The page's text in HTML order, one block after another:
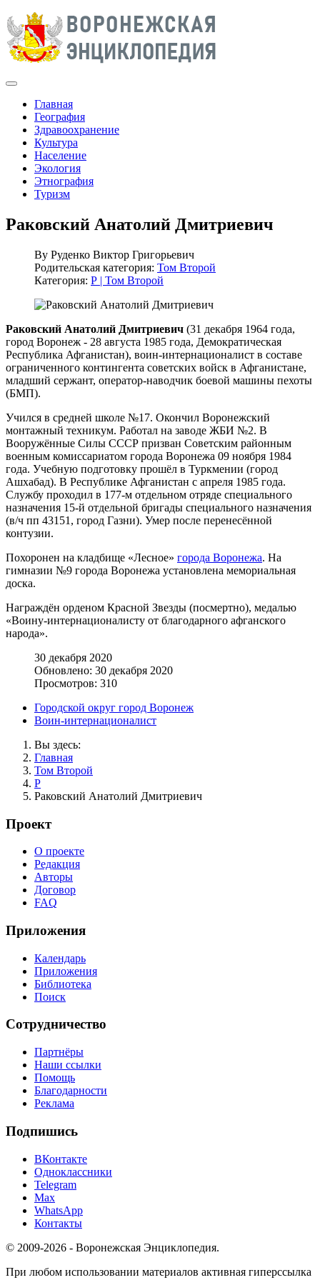
Главная
География
Здравоохранение
Культура
Население
Экология
Этнография
Туризм
Раковский Анатолий Дмитриевич
By Руденко Виктор Григорьевич
Родительская категория: Том Второй
Категория: Р | Том Второй
Раковский Анатолий Дмитриевич (31 декабря 1964 года,
город Воронеж - 28 августа 1985 года, Демократическая
Республика Афганистан), воин-интернационалист в составе
ограниченного контингента советских войск в Афганистане,
младший сержант, оператор-наводчик боевой машины пехоты
(БМП).
Учился в средней школе №17. Окончил Воронежский
монтажный техникум. Работал на заводе ЖБИ №2. В
Вооружённые Силы СССР призван Советским районным
военным комиссариатом города Воронежа 09 ноября 1984
года. Учебную подготовку прошёл в Туркмении (город
Ашхабад). В Республике Афганистан с апреля 1985 года.
Службу проходил в 177-м отдельном отряде специального
назначения 15-й отдельной бригады специального назначения
(в/ч пп 43151, город Газни). Умер после перенесённой
контузии.
Похоронен на кладбище «Лесное» города Воронежа. На
гимназии №9 города Воронежа установлена мемориальная
доска.
Награждён орденом Красной Звезды (посмертно), медалью
«Воину-интернационалисту от благодарного афганского
народа».
30 декабря 2020
Обновлено: 30 декабря 2020
Просмотров: 310
Городской округ город Воронеж
Воин-интернационалист
Вы здесь:
Главная
Том Второй
Р
Раковский Анатолий Дмитриевич
Проект
О проекте
Редакция
Авторы
Договор
FAQ
Приложения
Календарь
Приложения
Библиотека
Поиск
Сотрудничество
Партнёры
Наши ссылки
Помощь
Благодарности
Реклама
Подпишись
ВКонтакте
Одноклассники
Telegram
Max
WhatsApp
Контакты
© 2009-2026 - Воронежская Энциклопедия.
При любом использовании материалов активная гиперссылка